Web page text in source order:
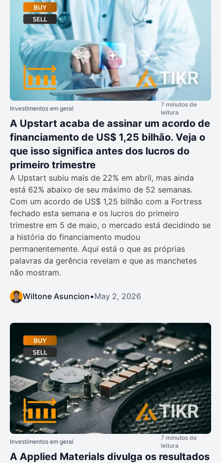
Investimentos em geral
7 minutos de
leitura
A Upstart acaba de assinar um acordo de
financiamento de US$ 1,25 bilhão. Veja o
que isso significa antes dos lucros do
primeiro trimestre
A Upstart subiu mais de 22% em abril, mas ainda
está 62% abaixo de seu máximo de 52 semanas.
Com um acordo de US$ 1,25 bilhão com a Fortress
fechado esta semana e os lucros do primeiro
trimestre em 5 de maio, o mercado está decidindo se
a história do financiamento mudou
permanentemente. Aqui está o que as próprias
palavras da gerência revelam e que as manchetes
não mostram.
Wiltone Asuncion•May 2, 2026
Investimentos em geral
7 minutos de
leitura
A Applied Materials divulga os resultados